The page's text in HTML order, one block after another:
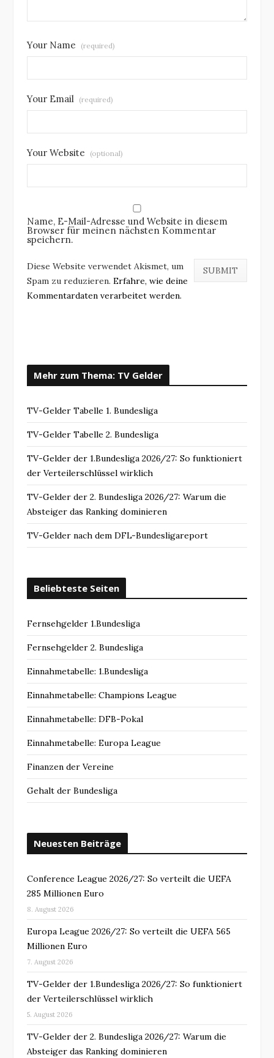
Your Name (required)
Your Email (required)
Your Website (optional)
Name, E-Mail-Adresse und Website in diesem
Browser für meinen nächsten Kommentar
speichern.
Diese Website verwendet Akismet, um
Spam zu reduzieren. Erfahre, wie deine
Kommentardaten verarbeitet werden.
Mehr zum Thema: TV Gelder
TV-Gelder Tabelle 1. Bundesliga
TV-Gelder Tabelle 2. Bundesliga
TV-Gelder der 1.Bundesliga 2026/27: So funktioniert
der Verteilerschlüssel wirklich
TV-Gelder der 2. Bundesliga 2026/27: Warum die
Absteiger das Ranking dominieren
TV-Gelder nach dem DFL-Bundesligareport
Beliebteste Seiten
Fernsehgelder 1.Bundesliga
Fernsehgelder 2. Bundesliga
Einnahmetabelle: 1.Bundesliga
Einnahmetabelle: Champions League
Einnahmetabelle: DFB-Pokal
Einnahmetabelle: Europa League
Finanzen der Vereine
Gehalt der Bundesliga
Neuesten Beiträge
Conference League 2026/27: So verteilt die UEFA
285 Millionen Euro
8. August 2026
Europa League 2026/27: So verteilt die UEFA 565
Millionen Euro
7. August 2026
TV-Gelder der 1.Bundesliga 2026/27: So funktioniert
der Verteilerschlüssel wirklich
5. August 2026
TV-Gelder der 2. Bundesliga 2026/27: Warum die
Absteiger das Ranking dominieren